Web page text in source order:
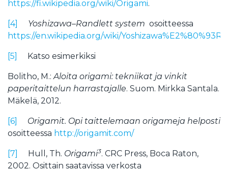
https://fi.wikipedia.org/wiki/Origami.
[4] Yoshizawa–Randlett system osoitteessa
https://en.wikipedia.org/wiki/
[5] Katso esimerkiksi
Bolitho, M.:Aloita origami: tekniikat ja vinkit
paperitaittelun harrastajalle. Suom. Mirkka Santala.
Mäkelä, 2012.
[6]
Origamit. Opi taittelemaan origameja helposti
osoitteessa http://origamit.com/
[7] Hull, Th. Origami3. CRC Press, Boca Raton,
2002. Osittain saatavissa verkosta